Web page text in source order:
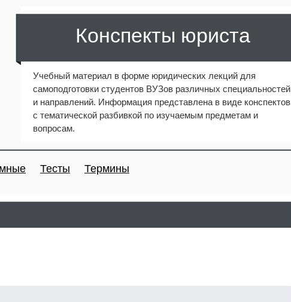
Конспекты юриста
Учебный материал в форме юридических лекций для
самоподготовки студентов ВУЗов различных специальностей
и направлений. Информация представлена в виде конспектов
с тематической разбивкой по изучаемым предметам и
вопросам.
Тесты Термины